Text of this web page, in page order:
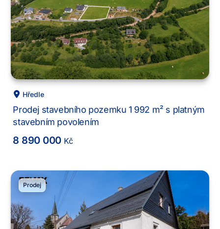
Hředle
Prodej stavebního pozemku 1 992 m² s platným
stavebním povolením
8 890 000 Kč
Prodej